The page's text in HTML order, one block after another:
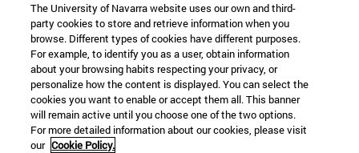
The University of Navarra website uses our own and third-
party cookies to store and retrieve information when you
browse. Different types of cookies have different purposes.
For example, to identify you as a user, obtain information
about your browsing habits respecting your privacy, or
personalize how the content is displayed. You can select the
cookies you want to enable or accept them all. This banner
will remain active until you choose one of the two options.
For more detailed information about our cookies, please visit
our Cookie Policy.